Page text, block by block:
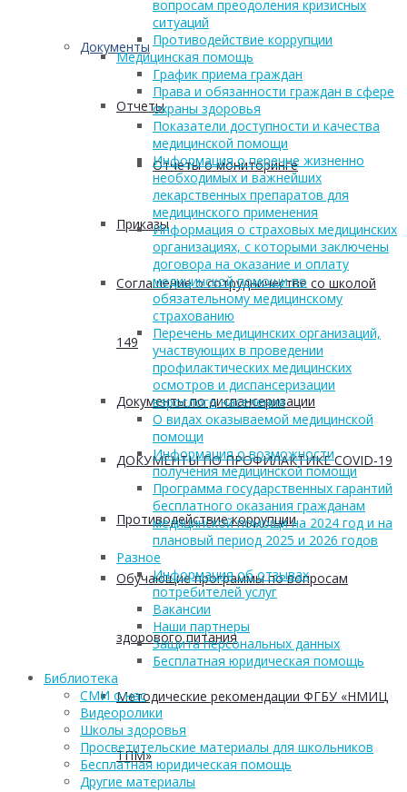
Документы
Отчеты
Отчеты о мониторинге
Приказы
Соглашение о сотрудничестве со школой
149
Документы по диспансеризации
ДОКУМЕНТЫ ПО ПРОФИЛАКТИКЕ COVID-19
Противодействие коррупции
Обучающие программы по вопросам
здорового питания
Методические рекомендации ФГБУ «НМИЦ
ТПМ»
вопросам преодоления кризисных
ситуаций
Противодействие коррупции
Медицинская помощь
График приема граждан
Права и обязанности граждан в сфере
охраны здоровья
Показатели доступности и качества
медицинской помощи
Информация о перечне жизненно
необходимых и важнейших
лекарственных препаратов для
медицинского применения
Информация о страховых медицинских
организациях, с которыми заключены
договора на оказание и оплату
медицинской помощи по
обязательному медицинскому
страхованию
Перечень медицинских организаций,
участвующих в проведении
профилактических медицинских
осмотров и диспансеризации
взрослого населения
О видах оказываемой медицинской
помощи
Информация о возможности
получения медицинской помощи
Программа государственных гарантий
бесплатного оказания гражданам
медицинской помощи на 2024 год и на
плановый период 2025 и 2026 годов
Разное
Информация об отзывах
потребителей услуг
Вакансии
Наши партнеры
Защита персональных данных
Бесплатная юридическая помощь
Библиотека
СМИ о нас
Видеоролики
Школы здоровья
Просветительские материалы для школьников
Бесплатная юридическая помощь
Другие материалы